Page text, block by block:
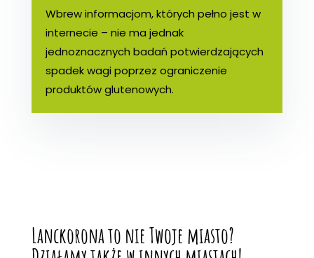
Wbrew informacjom, których pełno jest w
internecie – nie ma jednak
jednoznacznych badań potwierdzających
spadek wagi poprzez ograniczenie
produktów glutenowych.
Lanckorona to nie Twoje miasto?